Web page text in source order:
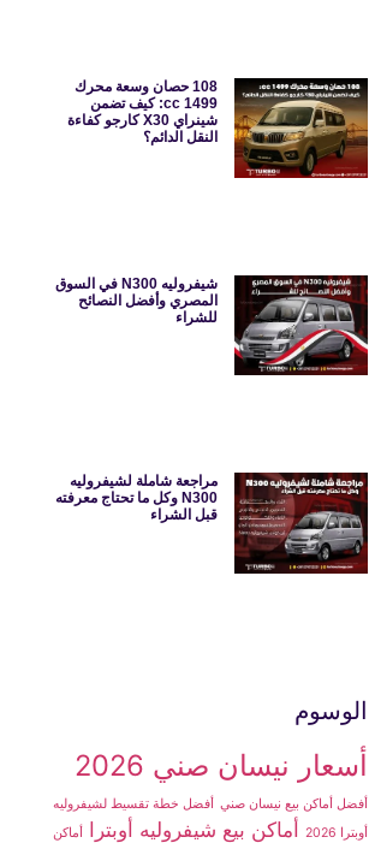
108 حصان وسعة محرك
1499 cc: كيف تضمن
شينراي X30 كارجو كفاءة
النقل الدائم؟
شيفروليه N300 في السوق
المصري وأفضل النصائح
للشراء
مراجعة شاملة لشيفروليه
N300 وكل ما تحتاج معرفته
قبل الشراء
الوسوم
أسعار نيسان صني 2026
أفضل أماكن بيع نيسان صني أفضل خطة تقسيط لشيفروليه
أوبترا 2026
أماكن بيع شيفروليه أوبترا أماكن